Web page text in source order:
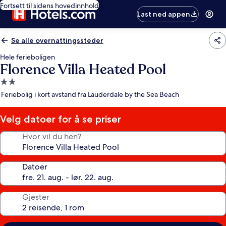
Fortsett til sidens hovedinnhold
Last ned appen
Se alle overnattingssteder
Hele ferieboligen
Florence Villa Heated Pool
Overnattingssted
med
stjerner
Feriebolig i kort avstand fra Lauderdale by the Sea Beach
Velg datoer for å se priser
Hvor vil du hen?
Datoer
Gjester